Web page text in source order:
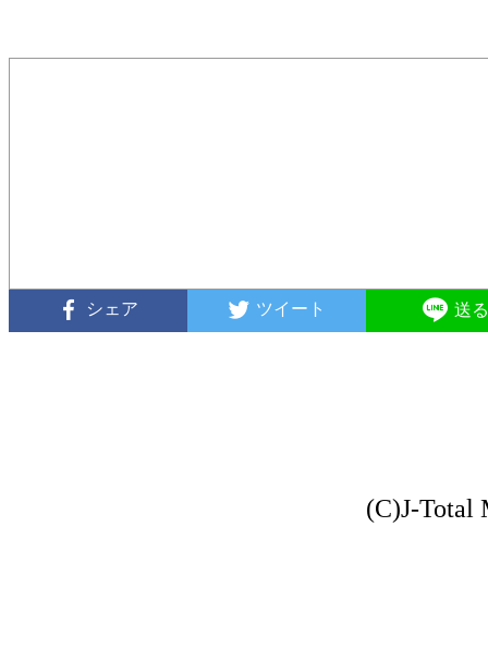
シェア ツイート 送る
(C)J-Total